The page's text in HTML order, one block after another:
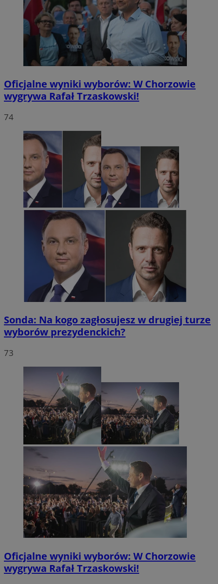
Oficjalne wyniki wyborów: W Chorzowie
wygrywa Rafał Trzaskowski!
74
Sonda: Na kogo zagłosujesz w drugiej turze
wyborów prezydenckich?
73
Oficjalne wyniki wyborów: W Chorzowie
wygrywa Rafał Trzaskowski!